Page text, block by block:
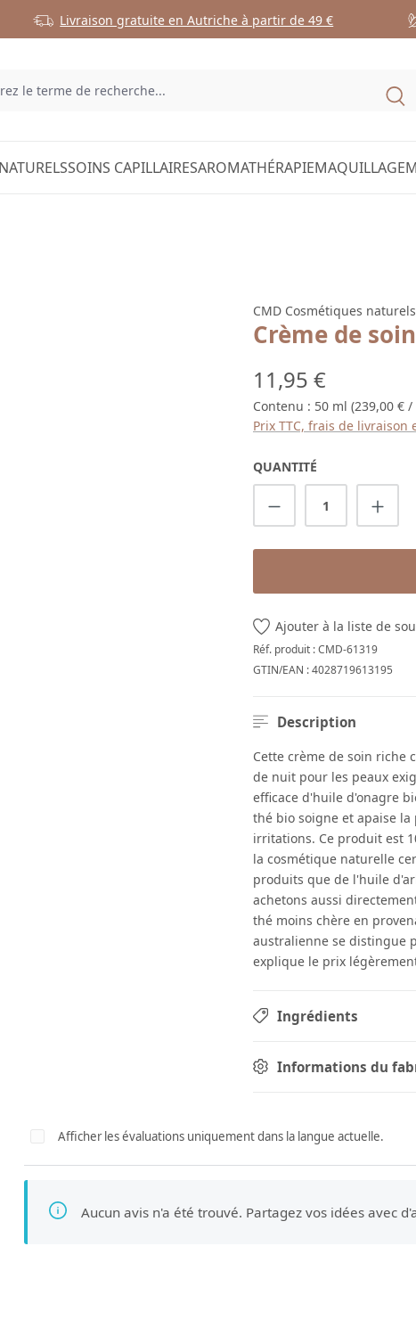
Livraison gratuite en Autriche à partir de 49 €
SOINS CAPILLAIRESAROMATHÉRAPIEMAQUILLAGE
CMD Cosmétiques naturels
Crème de
Prix régulier :
11,95 €
Contenu : 50 ml (239,00 €
Prix TTC, frais de livraison
QUANTITÉ
Quantité de
Ajouter à la liste de
Réf. produit :CMD-61319
GTIN/EAN :4028719613195
Description
Cette crème de soin riche
de nuit pour les peaux
efficace d'huile d'onagre
thé bio soigne et apaise
irritations. Ce produit est
la cosmétique naturelle
produits que de l'huile
achetons aussi
thé moins chère en
australienne se distingue
explique le prix
Ingrédients
Informations du
Afficher les évaluations uniquement dans la langue actuelle.
Aucun avis n'a été trouvé. Partagez vos idées avec